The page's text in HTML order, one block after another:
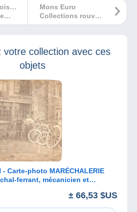
Mons Euro
Collections rouvre
ses portes les 7, 8
votre collection avec ces
objets
- Carte-photo MARÉCHALERIE
ferrant, mécanicien et
± 66,53 $US